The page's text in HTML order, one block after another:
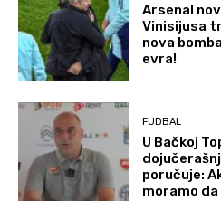
Arsenal
Vinisijusa
nova
evra!
FUDBAL
U Bačkoj
poručuje:
moramo